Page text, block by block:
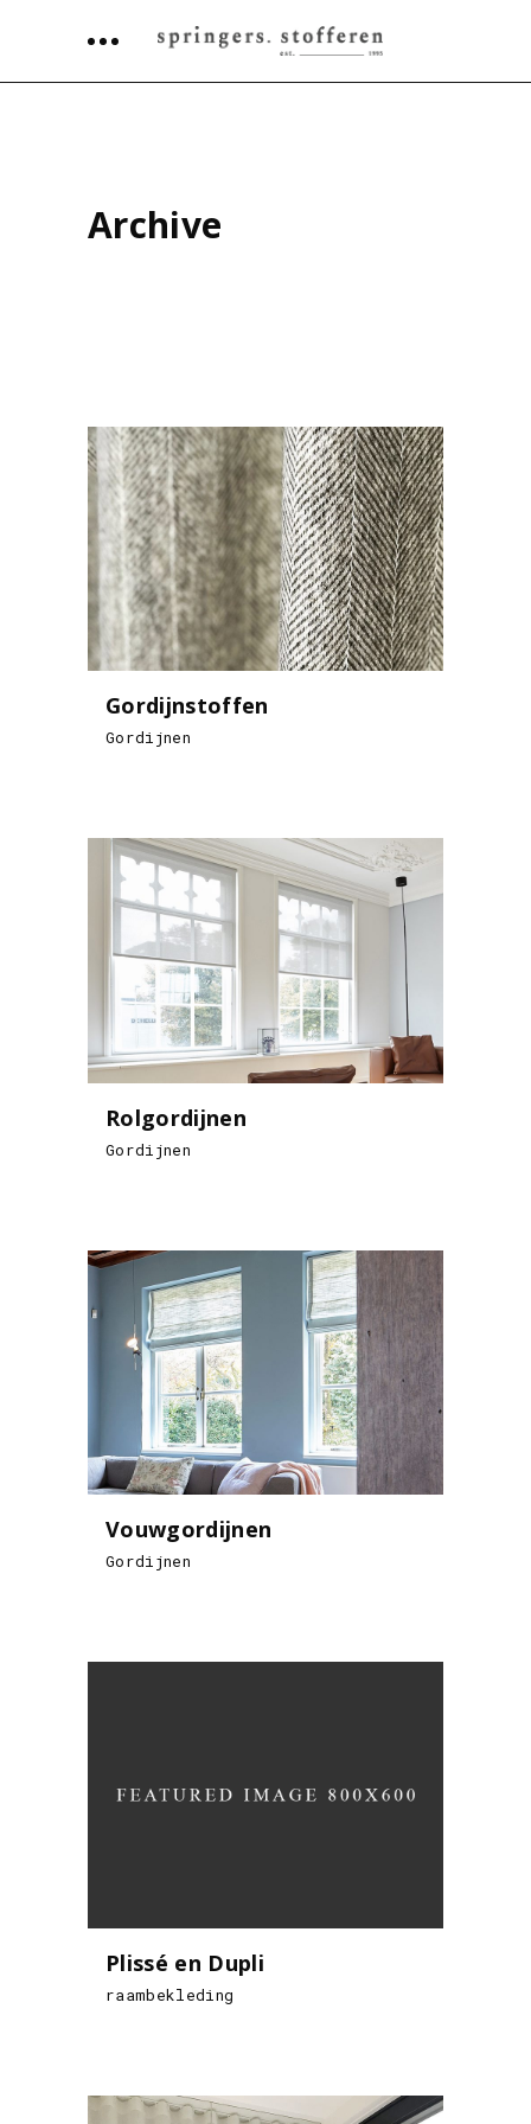
Archive
Gordijnstoffen
Gordijnen
Rolgordijnen
Gordijnen
Vouwgordijnen
Gordijnen
Plissé en Dupli
raambekleding